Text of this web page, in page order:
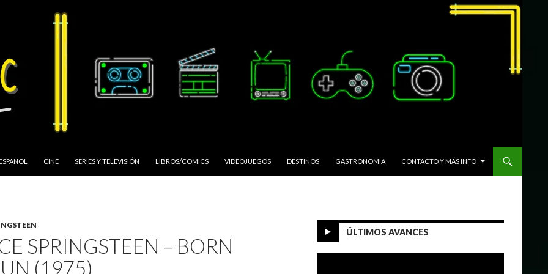
CINE SERIES Y TELEVISIÓN LIBROS/COMICS VIDEOJUEGOS DESTINOS GASTRONOMIA CONTACTO Y MÁS INFO
SPRINGSTEEN – BORN
(1975)
ÚLTIMOS AVANCES